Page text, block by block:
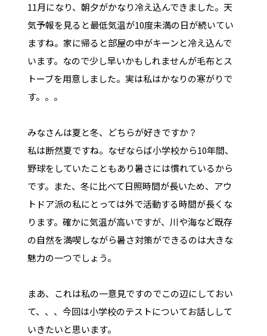
11月になり、朝夕がかなり冷え込んできました。天
気予報を見ると最低気温が10度未満の日が続いてい
ますね。家に帰ると部屋の中がキーンと冷え込んで
います。なので少し早いかもしれませんが毛布とス
トーブを用意しました。実は私はかなりの寒がりで
す。。。
みなさんは夏と冬、どちらが好きですか？
私は断然夏ですね。なぜならば小学校から10年間、
野球をしていたこともあり暑さには慣れているから
です。また、冬に比べて日照時間が長いため、アウ
トドア派の私にとっては外で活動する時間が長くな
ります。確かに気温が高いですが、川や海など既存
の自然を満喫しながら暑さ対策ができるのは大きな
魅力の一つでしょう。
まあ、これは私の一意見ですのでこの辺にしておい
て、、、今回は小学校のテストについてお話しして
いきたいと思います。